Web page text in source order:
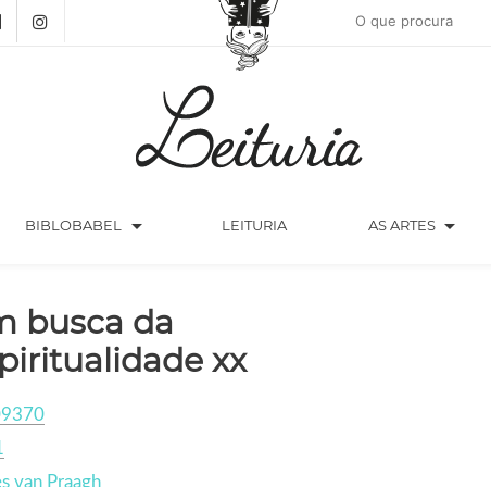
BIBLOBABEL arrow_drop_down LEITURIA AS ARTES arrow_drop_down
busca da
xx
van Praagh